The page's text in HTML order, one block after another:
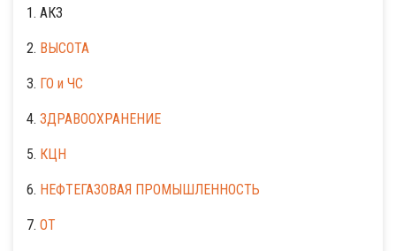
1. АКЗ
2. ВЫСОТА
3. ГО и ЧС
4. ЗДРАВООХРАНЕНИЕ
5. КЦН
6. НЕФТЕГАЗОВАЯ ПРОМЫШЛЕННОСТЬ
7. ОТ